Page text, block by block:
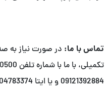
تماس با ما:
09121392884 و یا ایتا 09304783374 تماس بگیرید.